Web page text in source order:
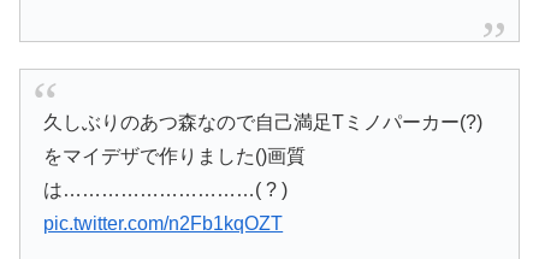
久しぶりのあつ森なので自己満足Tミノパーカー(?)
をマイデザで作りました()画質
は…………………………( ? )
pic.twitter.com/n2Fb1kqOZT